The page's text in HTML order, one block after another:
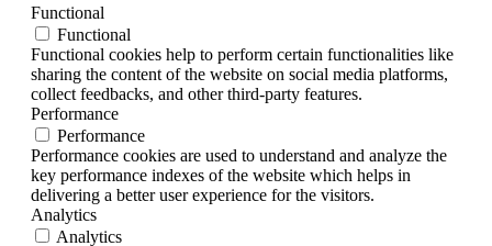
Functional
Functional
Functional cookies help to perform certain functionalities like
sharing the content of the website on social media platforms,
collect feedbacks, and other third-party features.
Performance
Performance
Performance cookies are used to understand and analyze the
key performance indexes of the website which helps in
delivering a better user experience for the visitors.
Analytics
Analytics